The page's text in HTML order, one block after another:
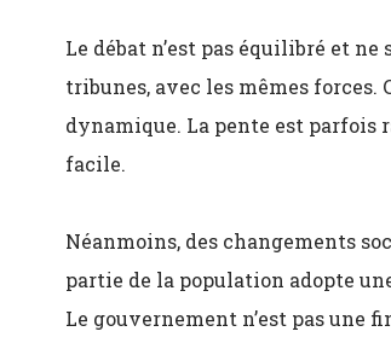
Le débat n’est pas équilibré et
tribunes, avec les mêmes forces.
dynamique. La pente est parfois
facile.
Néanmoins, des changements
partie de la population adopte
Le gouvernement n’est pas une